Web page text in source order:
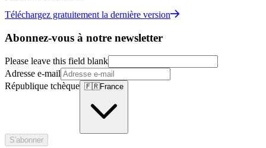
Téléchargez gratuitement la dernière version
Abonnez-vous à notre newsletter
Please leave this field blank
Adresse e-mail
République tchèque 🇫🇷France
S'abonner